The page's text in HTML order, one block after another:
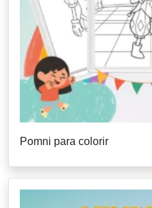
Pomni para colorir